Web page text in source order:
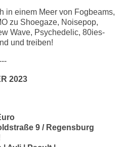
in einem Meer von Fogbeams,
zu Shoegaze, Noisepop,
Wave, Psychedelic, 80ies-
und treiben!
2023
9 / Regensburg